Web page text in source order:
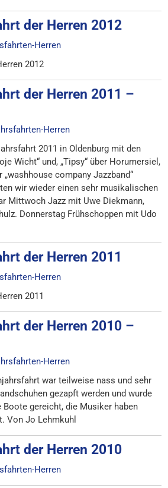
der Herren 2012
Herren
2012
der Herren 2011 –
Herren
2011 in Oldenburg mit den
Wicht“ und, „Tipsy“ über Horumersiel,
company Jazzband“
wir wieder einen sehr musikalischen
Mittwoch Jazz mit Uwe Diekmann,
Donnerstag Frühschoppen mit Udo
der Herren 2011
Herren
2011
der Herren 2010 –
Herren
war teilweise nass und sehr
gezapft werden und wurde
Boote gereicht, die Musiker haben
Von Jo Lehmkuhl
der Herren 2010
Herren